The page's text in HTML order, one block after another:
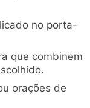
no porta-
que combinem
orações de